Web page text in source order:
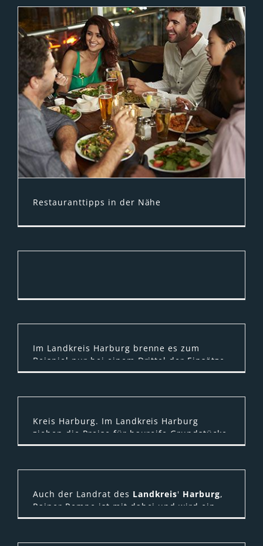
Region – lebendig, bunt immer wieder
belebend. Wir freuen uns auf das
Jahresprogramm 2026, dass wir natürlich
wieder unterstützen und in die Welt
tragen!
Restauranttipps in der Nähe
Auf unserem Entdeckerportal präsentieren
Lüneburger Heide. Dabei möchten wir die
Bratkartoffel-Paradies!
Im Landkreis Harburg brenne es zum
Beispiel nur bei einem Drittel der Einsätze
wirklich, so ein Feuerwehrsprecher. Die
Kreis Harburg. Im Landkreis Harburg
ziehen die Preise für baureife Grundstücke
weiter an. „Der Kreis bleibt Zuzugsgebiet
Auch der Landrat des Landkreis' Harburg,
Rainer Rempe ist mit dabei und wird ein
Grußwort sprechen. Musikalisch wird der